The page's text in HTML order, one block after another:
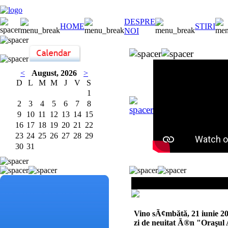
HOME
DESPRE
NOI
STIRI
< August, 2026
>
D
L M M J V
S
1
2
3 4 5 6 7
8
9
10 11 12 13 14 15
16 17 18 19 20 21
22
23 24 25 26 27 28 29
30 31
Vino sÃ¢mbătă, 21 iunie
zi de neuitat Ã®n "Oraşul